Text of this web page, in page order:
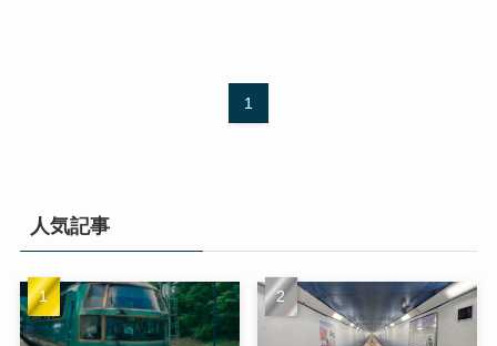
1
人気記事